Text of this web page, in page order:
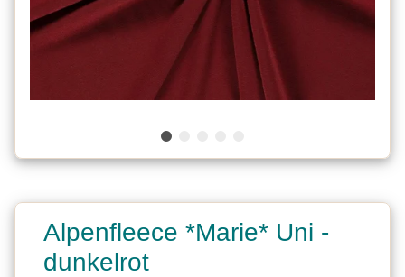
Alpenfleece *Marie* Uni -
dunkelrot